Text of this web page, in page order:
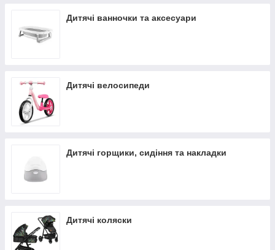
Дитячі ванночки та аксесуари
Дитячі велосипеди
Дитячі горщики, сидіння та накладки
Дитячі коляски